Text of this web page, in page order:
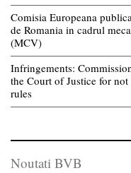
Comisia Europeana
de Romania in cadrul
(MCV)
Infringements:
the Court of Justice for
rules
Noutati BVB